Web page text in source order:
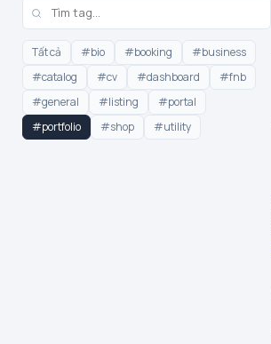
Tất cả #bio #booking
#business
#catalog
#cv #dashboard
#fnb
#general
#listing
#portal
#portfolio
#shop #utility